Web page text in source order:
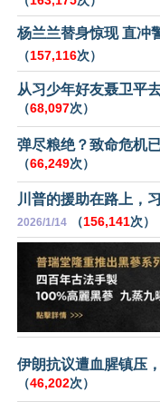
杨兰兰替身惊现 直冲
（157,116次）
从习少年好友聂卫平
（68,097次）
弹尽粮绝？致命危机
（66,249次）
川普的援助在路上，
2026/1/14 （156,141次）
伊朗抗议遭血腥镇压
（46,202次）